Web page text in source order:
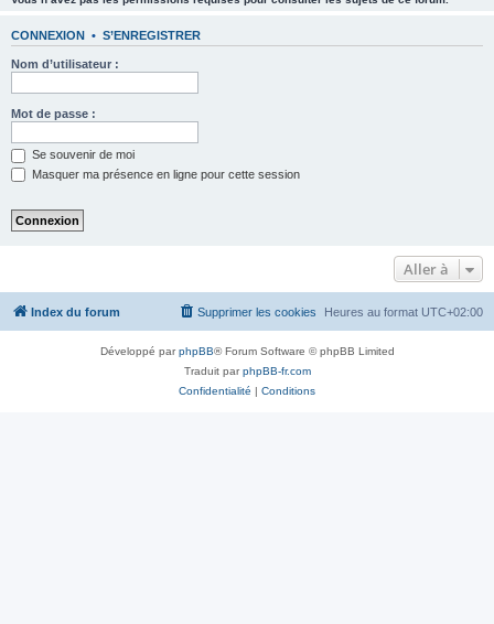
CONNEXION • S’ENREGISTRER
Nom d’utilisateur :
Mot de passe :
Se souvenir de moi
Masquer ma présence en ligne pour cette session
Aller à
Index du forum Heures au format UTC+02:00
Supprimer les cookies
Développé parphpBB® Forum Software © phpBB Limited
Traduit parphpBB-fr.com
Confidentialité | Conditions